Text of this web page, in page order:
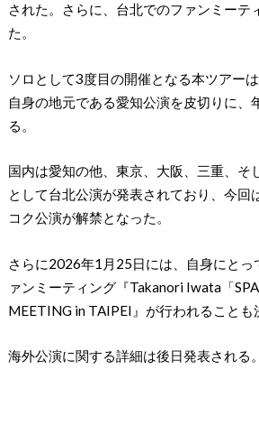
された。さらに、台北でのファンミーテ
た。
ソロとして3度目の開催となる本ツアー
自身の地元である愛知公演を皮切りに、
る。
国内は愛知の他、東京、大阪、三重、そ
として台北公演が発表されており、今
コク公演が解禁となった。
さらに2026年1月25日には、自身にとっ
ァンミーティング『Takanori Iwata「
MEETING in TAIPEI』が行われることも
海外公演に関する詳細は後日発表される。